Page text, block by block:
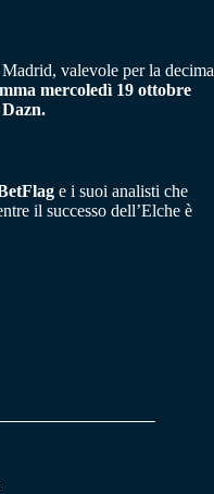
valevole per la decima
mercoledì 19 ottobre
e i suoi analisti che
il successo dell’Elche è